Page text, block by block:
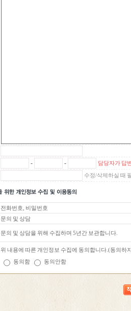
- -
담당자가 답
수정/삭제하실 때
전화번호, 비밀번호
문의 및 상담
문의 및 상담을 위해 수집하며 5년간 보관합니다.
위 내용에 따른 개인정보 수집에 동의합니다.(동의하
동의함
동의안함